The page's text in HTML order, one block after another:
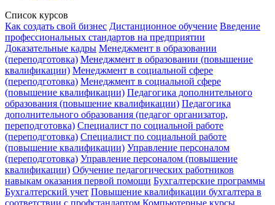
Список курсов
Как создать свой бизнес Дистанционное обучение Введение
профессиональных стандартов на предприятии
Доказательные кадры Менеджмент в образовании
(переподготовка) Менеджмент в образовании (повышение
квалификации) Менеджмент в социальной сфере
(переподготовка) Менеджмент в социальной сфере
(повышение квалификации) Педагогика дополнительного
образования (повышение квалификации) Педагогика
дополнительного образования (педагог организатор,
переподготовка) Специалист по социальной работе
(переподготовка) Специалист по социальной работе
(повышение квалификации) Управление персоналом
(переподготовка) Управление персоналом (повышение
квалификации) Обучение педагогических работников
навыкам оказания первой помощи Бухгалтерские программы
Бухгалтерский учет Повышение квалификации бухгалтера в
соответствии с профстандартом Компьютерные курсы